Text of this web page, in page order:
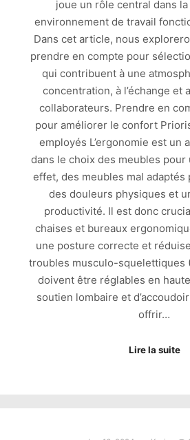
joue un rôle central dans la
environnement de travail
Dans cet article, nous
prendre en compte pour
qui contribuent à une
concentration, à l’échange et
collaborateurs. Prendre en
pour améliorer le confort
employés L’ergonomie est un
dans le choix des meubles pour
effet, des meubles mal
des douleurs physiques et
productivité. Il est donc
chaises et bureaux
une posture correcte et
troubles musculo-squelettiques
doivent être réglables en
soutien lombaire et
offrir…
Lire la suite